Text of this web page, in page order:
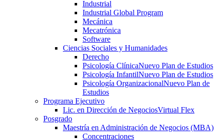
Industrial
Industrial Global Program
Mecánica
Mecatrónica
Software
Ciencias Sociales y Humanidades
Derecho
Psicología ClínicaNuevo Plan de Estudios
Psicología InfantilNuevo Plan de Estudios
Psicología OrganizacionalNuevo Plan de
Estudios
Programa Ejecutivo
Lic. en Dirección de NegociosVirtual Flex
Posgrado
Maestría en Administración de Negocios (MBA)
Concentraciones